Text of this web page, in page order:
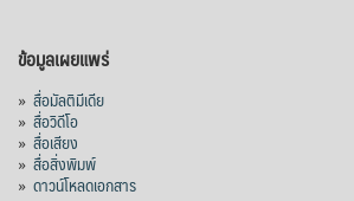
ข้อมูลเผยแพร่
» สื่อมัลติมีเดีย
» สื่อวิดีโอ
» สื่อเสียง
» สื่อสิ่งพิมพ์
» ดาวน์โหลดเอกสาร